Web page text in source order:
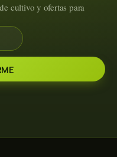
cultivo y ofertas para